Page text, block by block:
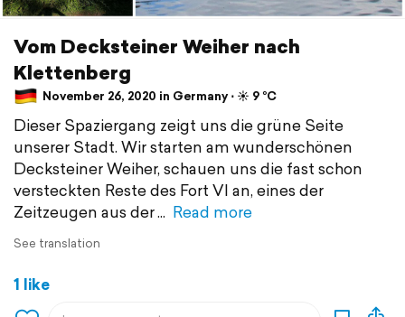
Vom Decksteiner Weiher nach
Klettenberg
November 26, 2020 in Germany ⋅ ☀️ 9 °C
Dieser Spaziergang zeigt uns die grüne Seite
unserer Stadt. Wir starten am wunderschönen
Decksteiner Weiher, schauen uns die fast schon
versteckten Reste des Fort VI an, eines der
Zeitzeugen aus der
Read more
See translation
1 like